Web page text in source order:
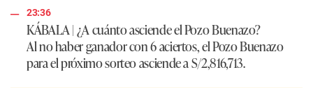
23:36
KÁBALA| ¿A cuánto asciende el Pozo Buenazo?
Al no haber ganador con 6 aciertos, el Pozo Buenazo
para el próximo sorteo asciende aS/2,816,713.